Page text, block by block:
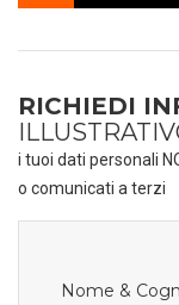
RICHIEDI
i tuoi dati personali
o comunicati a terzi
Nome &